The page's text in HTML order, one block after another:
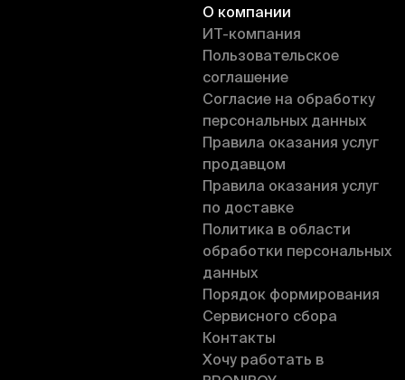
О компании
ИT-компания
Пользовательское
соглашение
Согласие на обработку
персональных данных
Правила оказания услуг
продавцом
Правила оказания услуг
по доставке
Политика в области
обработки персональных
данных
Порядок формирования
Сервисного сбора
Контакты
Хочу работать в